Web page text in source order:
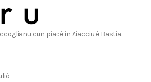
cun piacè in Aiacciu è Bastia.